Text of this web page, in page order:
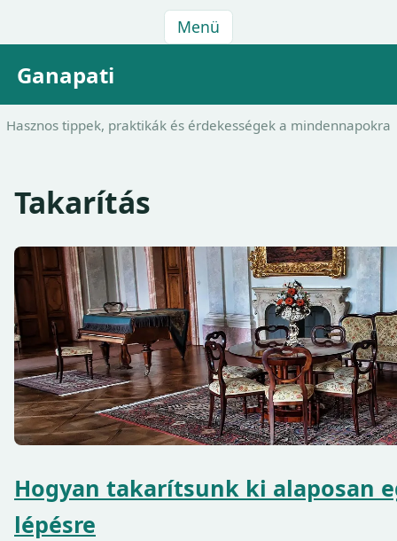
Menü
Ganapati
Hasznos tippek, praktikák és érdekességek a mindennapokra
Takarítás
Hogyan takarítsunk ki alaposan
lépésre